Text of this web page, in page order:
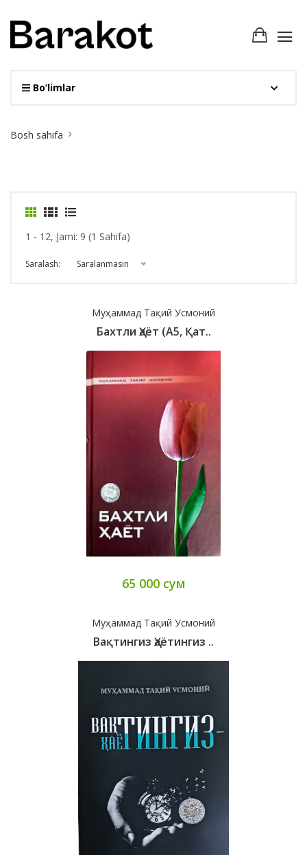
Bo‘limlar
Breadcrumb
Bosh sahifa
1 - 12, Jami: 9 (1 Sahifa)
Saralash: Saralanmasin
Муҳаммад Тақий Усмоний
Бахтли Ҳаёт (А5, Қат..
65 000 сум
Муҳаммад Тақий Усмоний
Вақтингиз Ҳаётингиз ..